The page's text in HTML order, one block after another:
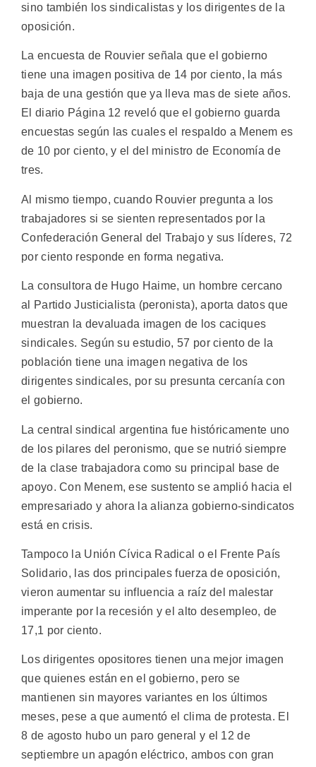
sino también los sindicalistas y los dirigentes de la
oposición.
La encuesta de Rouvier señala que el gobierno
tiene una imagen positiva de 14 por ciento, la más
baja de una gestión que ya lleva mas de siete años.
El diario Página 12 reveló que el gobierno guarda
encuestas según las cuales el respaldo a Menem es
de 10 por ciento, y el del ministro de Economía de
tres.
Al mismo tiempo, cuando Rouvier pregunta a los
trabajadores si se sienten representados por la
Confederación General del Trabajo y sus líderes, 72
por ciento responde en forma negativa.
La consultora de Hugo Haime, un hombre cercano
al Partido Justicialista (peronista), aporta datos que
muestran la devaluada imagen de los caciques
sindicales. Según su estudio, 57 por ciento de la
población tiene una imagen negativa de los
dirigentes sindicales, por su presunta cercanía con
el gobierno.
La central sindical argentina fue históricamente uno
de los pilares del peronismo, que se nutrió siempre
de la clase trabajadora como su principal base de
apoyo. Con Menem, ese sustento se amplió hacia el
empresariado y ahora la alianza gobierno-sindicatos
está en crisis.
Tampoco la Unión Cívica Radical o el Frente País
Solidario, las dos principales fuerza de oposición,
vieron aumentar su influencia a raíz del malestar
imperante por la recesión y el alto desempleo, de
17,1 por ciento.
Los dirigentes opositores tienen una mejor imagen
que quienes están en el gobierno, pero se
mantienen sin mayores variantes en los últimos
meses, pese a que aumentó el clima de protesta. El
8 de agosto hubo un paro general y el 12 de
septiembre un apagón eléctrico, ambos con gran